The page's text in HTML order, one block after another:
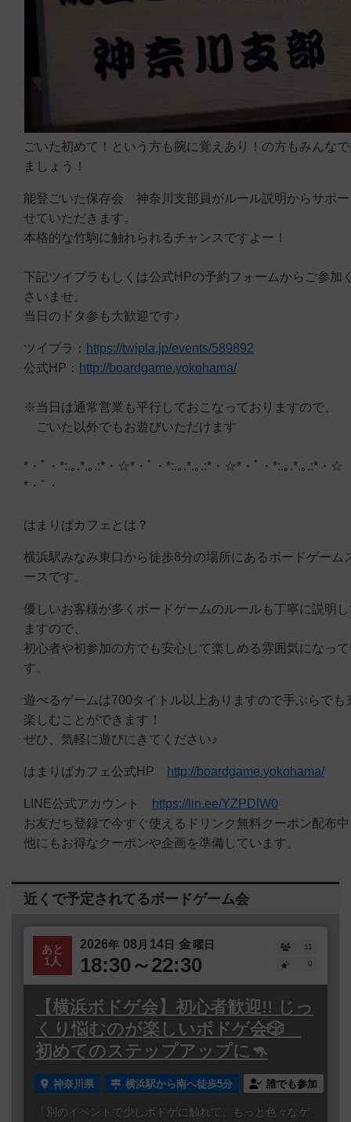
ごいた初めて！という方も腕に覚えあり！の方もみんな
ましょう！
能登ごいた保存会 神奈川支部員がルール説明からサポ
せていただきます。
本格的な竹駒に触れられるチャンスですよー！
下記ツイプラもしくは公式HPの予約フォームからご参加
さいませ。
当日のドタ参も大歓迎です♪
ツイプラ： https://twipla.jp/events/589892
公式HP： http://boardgame.yokohama/
※当日は通常営業も平行しておこなっておりますので、
ごいた以外でもお遊びいただけます
*・ﾟ・*:.｡.*.｡.:*・☆*・ﾟ・*:.｡.*.｡.:*・☆*・ﾟ・*:.｡.*.｡.:*・☆
*・ﾟ・
はまりばカフェとは？
横浜駅みなみ東口から徒歩8分の場所にあるボードゲーム
ースです。
優しいお客様が多くボードゲームのルールも丁寧に説明
ますので、
初心者や初参加の方でも安心して楽しめる雰囲気になっ
す。
遊べるゲームは700タイトル以上ありますので手ぶらでも
楽しむことができます！
ぜひ、気軽に遊びにきてください♪
はまりばカフェ公式HP http://boardgame.yokohama/
LINE公式アカウント
https://lin.ee/YZPDlW0
お友だち登録で今すぐ使えるドリンク無料クーポン配布
他にもお得なクーポンや企画を準備しています。
近くで予定されてるボードゲーム会
あと
1人
2026年 08 月 14日 金曜日
18:30～22:30
11
0
【横浜ボドゲ会】初心者歓迎!! じっ
くり悩むのが楽しいボドゲ会🎲
初めてのステップアップに🦘
神奈川県 横浜駅から南へ徒歩5分 誰でも参加
「別のイベントで少しボドゲに触れて、もっと色々なゲ